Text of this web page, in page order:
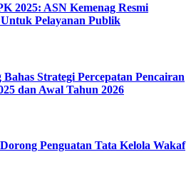
2025: ASN Kemenag Resmi
Pelayanan Publik
Strategi Percepatan Pencairan
dan Awal Tahun 2026
Penguatan Tata Kelola Wakaf